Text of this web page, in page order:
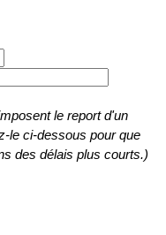
le report d'un
le ci-dessous pour que
des délais plus courts.)